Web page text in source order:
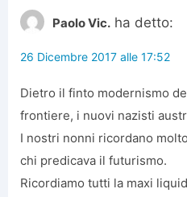
Paolo Vic. ha detto:
26 Dicembre 2017 alle 17:52
Dietro il finto modernismo
frontiere, i nuovi nazisti
I nostri nonni ricordano
chi predicava il futurismo.
Ricordiamo tutti la maxi